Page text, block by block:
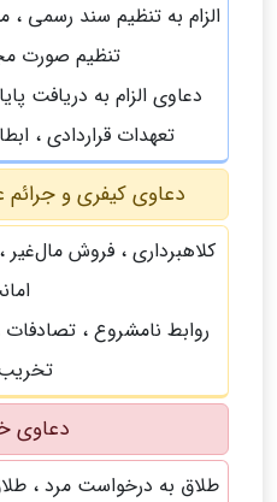
الزام به تنظیم سند رسمی
تنظیم صورت
دعاوی الزام به دریافت
تعهدات قراردادی ،
دعاوی کیفری و
کلاهبرداری ، فروش
روابط نامشروع ،
دعاوی
طلاق به درخواست مرد ،